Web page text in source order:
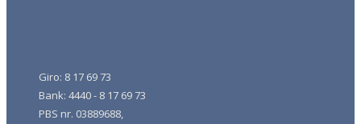
Giro: 8 17 69 73
Bank: 4440 - 8 17 69 73
PBS nr. 03889688,